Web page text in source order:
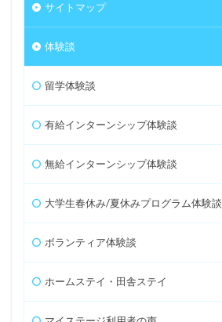
サイトマップ
体験談
留学体験談
有給インターンシップ体験談
無給インターンシップ体験談
大学生春休み/夏休みプログラム体験談
ボランティア体験談
ホームステイ・田舎ステイ